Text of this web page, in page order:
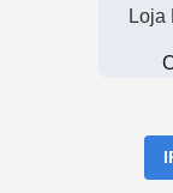
Loja